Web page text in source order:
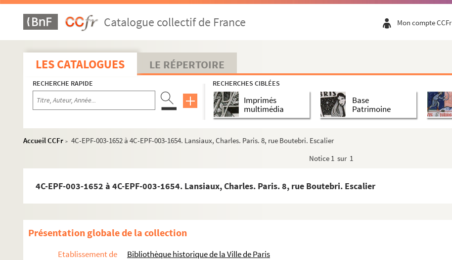
Catalogue collectif de France Mon compte CCFr
LES CATALOGUES LE RÉPERTOIRE
RECHERCHE RAPIDE RECHERCHES CIBLÉES
Imprimés
multimédia
Base
Patrimoine
Accueil CCFr > 4C-EPF-003-1652 à 4C-EPF-003-1654. Lansiaux, Charles. Paris. 8, rue Boutebri. Escalier
Notice 1 sur 1
4C-EPF-003-1652 à 4C-EPF-003-1654. Lansiaux, Charles. Paris. 8, rue Boutebri. Escalier
Présentation globale de la collection
Etablissement de
Bibliothèque historique de la Ville de Paris
1er arrondissement
2e arrondissement
3e arrondissement
4e arrondissement